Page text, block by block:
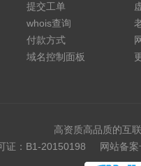
提交工单
whois查询
付款方式
域名控制面板
高资质高品质的互
证：B1-20150198
网站备